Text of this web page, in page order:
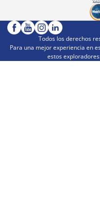
Todos los derechos
Para una mejor experiencia en
estos